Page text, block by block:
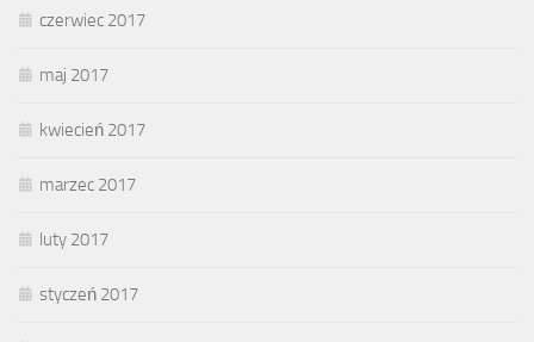
czerwiec 2017
maj 2017
kwiecień 2017
marzec 2017
luty 2017
styczeń 2017